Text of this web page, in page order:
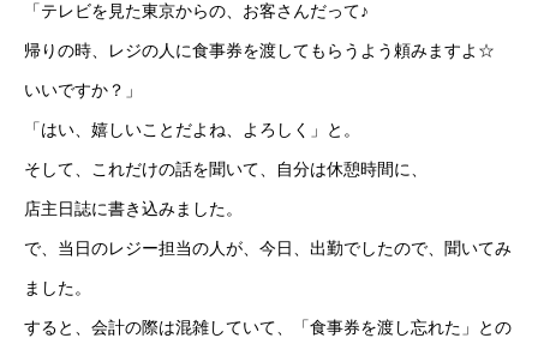
「テレビを見た東京からの、お客さんだって♪
帰りの時、レジの人に食事券を渡してもらうよう頼みますよ☆
いいですか？」
「はい、嬉しいことだよね、よろしく」と。
そして、これだけの話を聞いて、自分は休憩時間に、
店主日誌に書き込みました。
で、当日のレジー担当の人が、今日、出勤でしたので、聞いてみ
ました。
すると、会計の際は混雑していて、「食事券を渡し忘れた」との